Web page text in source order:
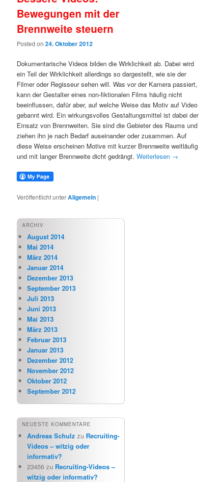
Bewegungen mit der
Brennweite steuern
Posted on24. Oktober 2012
Dokumentarische Videos bilden die Wirklichkeit ab. Dabei wird
ein Teil der Wirklichkeit allerdings so dargestellt, wie sie der
Filmer oder Regisseur sehen will. Was vor der Kamera passiert,
kann der Gestalter eines non-fiktionalen Films häufig nicht
beeinflussen, dafür aber, auf welche Weise das Motiv auf Video
gebannt wird. Ein wirkungsvolles Gestaltungsmittel ist dabei der
Einsatz von Brennweiten. Sie sind die Gebieter des Raums und
ziehen ihn je nach Bedarf auseinander oder zusammen. Auf
diese Weise erscheinen Motive mit kurzer Brennweite weitläufig
und mit langer Brennweite dicht gedrängt.Weiterlesen →
Veröffentlicht unterAllgemein |
ARCHIV
August 2014
Mai 2014
März 2014
Januar 2014
Dezember 2013
September 2013
Juli 2013
Juni 2013
Mai 2013
März 2013
Februar 2013
Januar 2013
Dezember 2012
November 2012
Oktober 2012
September 2012
NEUESTE KOMMENTARE
Andreas Schulz zu Recruiting-
Videos – witzig oder
informativ?
23456 zu Recruiting-Videos –
witzig oder informativ?